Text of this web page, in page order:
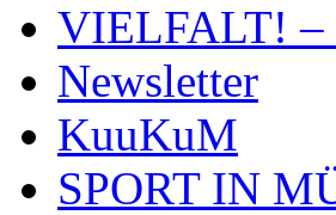
VIELFALT! –
Newsletter
KuuKuM
SPORT IN